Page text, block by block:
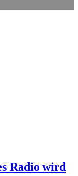
Radio wird